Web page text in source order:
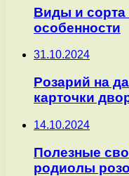
Виды и сорта
особенности
31.10.2024
Розарий на
карточки
14.10.2024
Полезные
родиолы